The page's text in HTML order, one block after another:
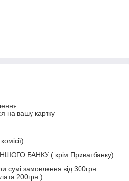
на вашу картку
БАНКУ ( крім Приватбанку)
сумі замовлення від 300грн.
200грн.)